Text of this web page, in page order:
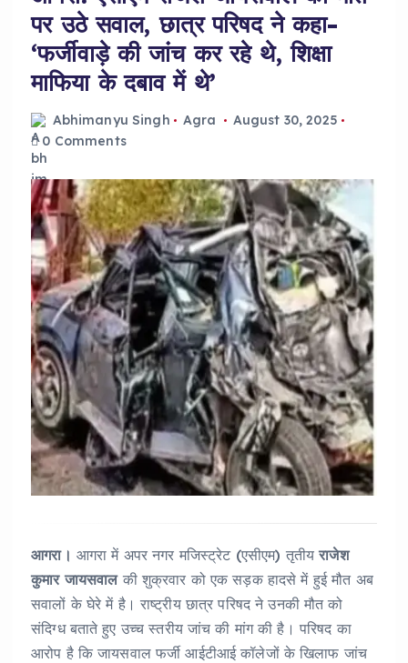
पर उठे सवाल, छात्र परिषद ने कहा-
‘फर्जीवाड़े की जांच कर रहे थे, शिक्षा
माफिया के दबाव में थे’
Abhimanyu Singh Agra
August 30, 2025
0 Comments
आगरा। आगरा में अपर नगर मजिस्ट्रेट (एसीएम) तृतीयराजेश
कुमार जायसवालकी शुक्रवार को एक सड़क हादसे में हुई मौत अब
सवालों के घेरे में है। राष्ट्रीय छात्र परिषद ने उनकी मौत को
संदिग्ध बताते हुए उच्च स्तरीय जांच की मांग की है। परिषद का
आरोप है कि जायसवाल फर्जी आईटीआई कॉलेजों के खिलाफ जांच